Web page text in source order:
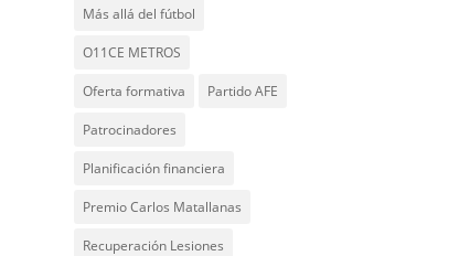
Más allá del fútbol
O11CE METROS
Oferta formativa Partido AFE
Patrocinadores
Planificación financiera
Premio Carlos Matallanas
Recuperación Lesiones